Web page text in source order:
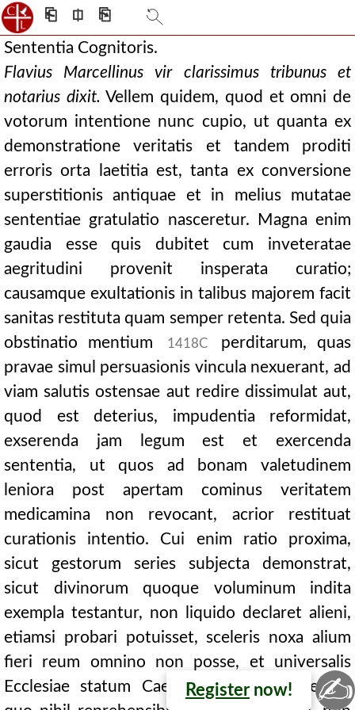
⎗ ⎅ ⎘
Sententia Cognitoris.
Flavius Marcellinus vir clarissimus tribunus et
notarius dixit. Vellem quidem, quod et omni de
votorum intentione nunc cupio, ut quanta ex
demonstratione veritatis et tandem proditi
erroris orta laetitia est, tanta ex conversione
superstitionis antiquae et in melius mutatae
sententiae gratulatio nasceretur. Magna enim
gaudia esse quis dubitet cum inveteratae
aegritudini provenit insperata curatio;
causamque exultationis in talibus majorem facit
sanitas restituta quam semper retenta. Sed quia
obstinatio mentium
1418C
perditarum, quas
pravae simul persuasionis vincula nexuerant, ad
viam salutis ostensae aut redire dissimulat aut,
quod est deterius, impudentia reformidat,
exserenda jam legum est et exercenda
sententia, ut quos ad bonam valetudinem
leniora post apertam cominus veritatem
medicamina non revocant, acrior restituat
curationis intentio. Cui enim ratio proxima,
sicut gestorum series subjecta demonstrat,
sicut divinorum quoque voluminum indita
exempla testantur, non liquido declaret alieni,
etiamsi probari potuisset, sceleris noxa alium
fieri reum omnino non posse, et universalis
Ecclesiae statum Caeciliani insimulatione, de
Register now! ✍